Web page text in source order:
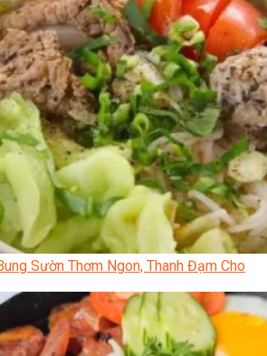
Sườn Thơm Ngon, Thanh Đạm Cho